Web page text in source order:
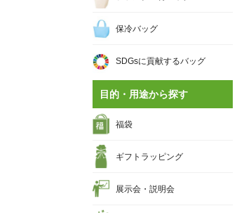
保冷バッグ
SDGsに貢献するバッグ
目的・用途から探す
福袋
ギフトラッピング
展示会・説明会